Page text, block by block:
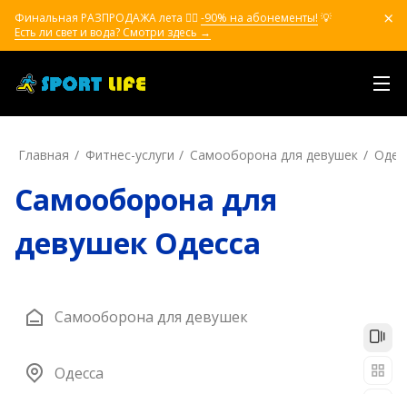
Финальная РАЗПРОДАЖА лета ❤️‍🔥 -90% на абонементы! 💡
Есть ли свет и вода? Смотри здесь →
Главная Фитнес-услуги Самооборона для девушек
Самооборона для
девушек Одесса
Самооборона для девушек
Одесса